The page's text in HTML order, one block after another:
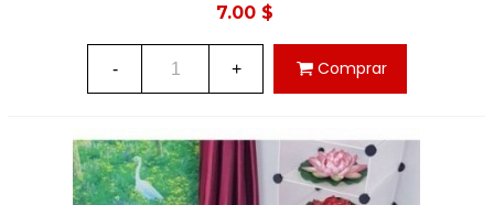
MARRON MATIZADO
7.00 $
- + Comprar